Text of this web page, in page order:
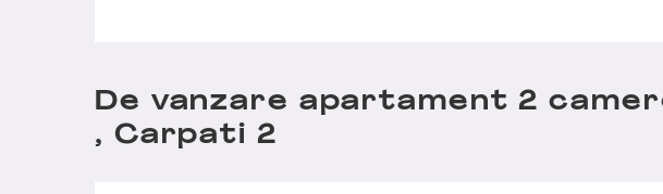
De vanzare apartament 2
, Carpati 2